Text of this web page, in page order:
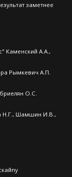
заметнее
Каменский А.А.,
Рымкевич А.П.
О.С.
Н.Г., Шамшин И.В.,